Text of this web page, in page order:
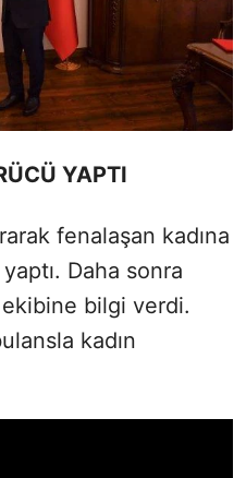
YAPTI
fenalaşan kadına
Daha sonra
bilgi verdi.
kadın